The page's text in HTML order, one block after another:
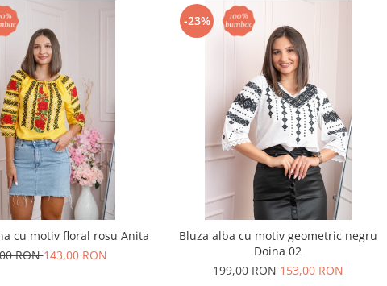
cu motiv floral rosu Anita
RON143,00 RON
-23%
Bluza alba cu motiv geometric negru
Doina 02
199,00 RON153,00 RON